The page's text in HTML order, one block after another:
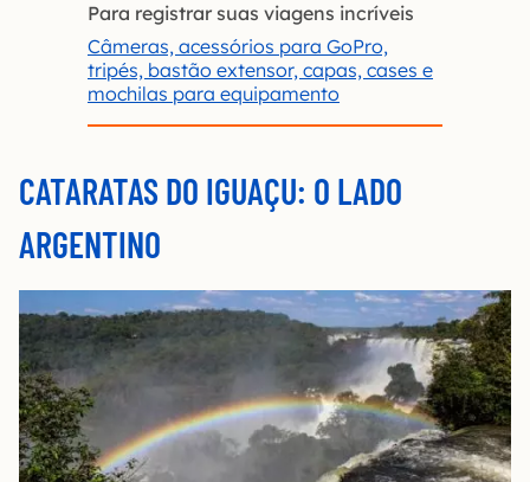
Para registrar suas viagens incríveis
Câmeras, acessórios para GoPro,
tripés, bastão extensor, capas, cases e
mochilas para equipamento
CATARATAS DO IGUAÇU: O LADO
ARGENTINO